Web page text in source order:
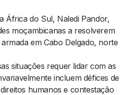
África do Sul, Naledi Pandor,
moçambicanas a resolverem
armada em Cabo Delgado, norte
situações requer lidar com as
incluem défices de
humanos e contestação